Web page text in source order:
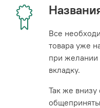
Все
товара уже
при
вкладку.
Так же внизу